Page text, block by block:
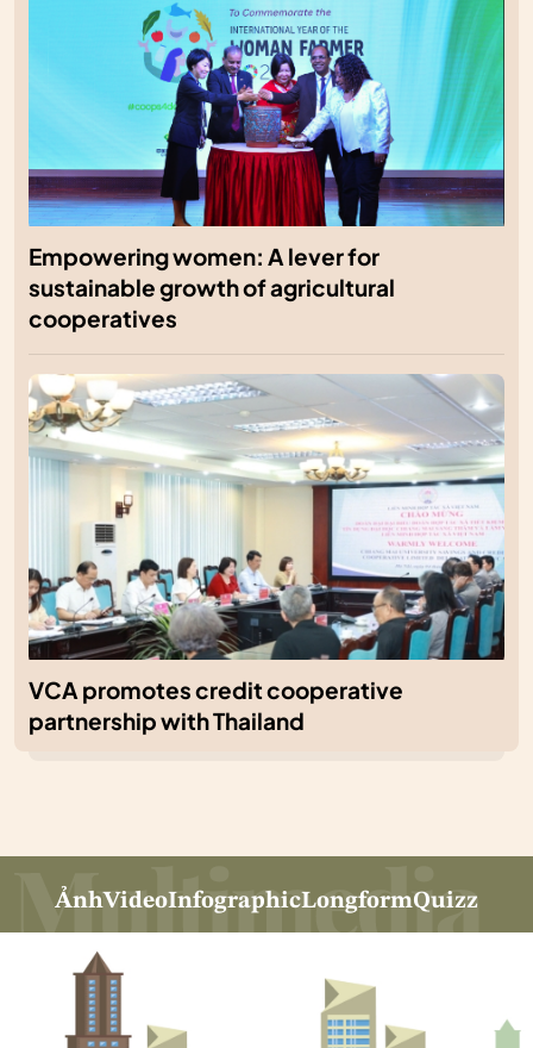
Empowering women: A lever for
sustainable growth of agricultural
cooperatives
VCA promotes credit cooperative
partnership with Thailand
ẢnhVideoInfographicLongformQuizz